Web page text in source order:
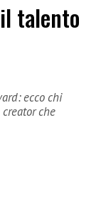
talento
ecco chi
che